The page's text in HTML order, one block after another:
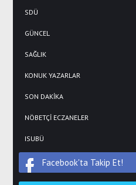
SDÜ
GÜNCEL
SAĞLIK
KONUK YAZARLAR
SON DAKİKA
NÖBETÇİ ECZANELER
ISUBÜ
Facebook'ta Takip Et!